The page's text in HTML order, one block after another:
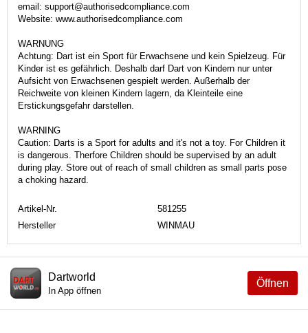
email: support@authorisedcompliance.com
Website: www.authorisedcompliance.com
WARNUNG
Achtung: Dart ist ein Sport für Erwachsene und kein Spielzeug. Für
Kinder ist es gefährlich. Deshalb darf Dart von Kindern nur unter
Aufsicht von Erwachsenen gespielt werden. Außerhalb der
Reichweite von kleinen Kindern lagern, da Kleinteile eine
Erstickungsgefahr darstellen.
WARNING
Caution: Darts is a Sport for adults and it's not a toy. For Children it
is dangerous. Therfore Children should be supervised by an adult
during play. Store out of reach of small children as small parts pose
a choking hazard.
Artikel-Nr.
581255
Hersteller
WINMAU
Öffnen
Dartworld
In App öffnen